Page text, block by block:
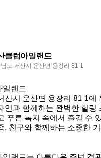
클럽아일랜드
남도 서산시 운산면 용장리 81-1
일랜드
산시 운산면 용장리 81-1에
연과 함께하는 완벽한 힐링
푸른 녹지 속에서 즐길 수
, 친구와 함께하는 소중한